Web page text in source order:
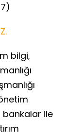
bilgi,
ile